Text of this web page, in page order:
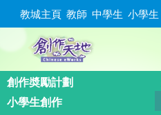
教城主頁 教師 中學生 小學生
創作奬勵計劃
小學生創作